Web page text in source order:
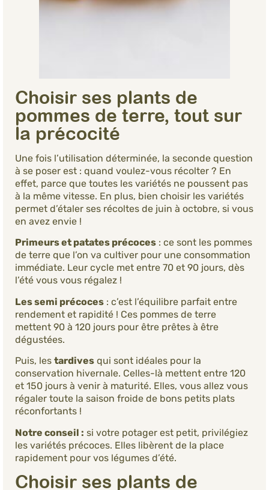
Choisir ses plants de
pommes de terre, tout sur
la précocité
Une fois l’utilisation déterminée, la seconde question
à se poser est : quand voulez-vous récolter ? En
effet, parce que toutes les variétés ne poussent pas
à la même vitesse. En plus, bien choisir les variétés
permet d’étaler ses récoltes de juin à octobre, si vous
en avez envie !
Primeurs et patates précoces : ce sont les pommes
de terre que l’on va cultiver pour une consommation
immédiate. Leur cycle met entre 70 et 90 jours, dès
l’été vous vous régalez !
Les semi précoces : c’est l’équilibre parfait entre
rendement et rapidité ! Ces pommes de terre
mettent 90 à 120 jours pour être prêtes à être
dégustées.
Puis, les tardives qui sont idéales pour la
conservation hivernale. Celles-là mettent entre 120
et 150 jours à venir à maturité. Elles, vous allez vous
régaler toute la saison froide de bons petits plats
réconfortants !
Notre conseil : si votre potager est petit, privilégiez
les variétés précoces. Elles libèrent de la place
rapidement pour vos légumes d’été.
Choisir ses plants de